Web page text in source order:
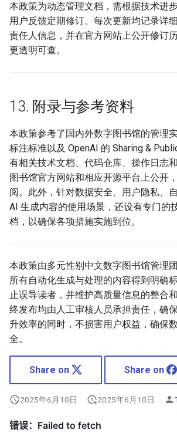
本政策为动态管理文档，需根据技术进
用户反馈定期修订。每次更新均记录详
责任人信息，并在官方网站上公开修订
更透明可查。
13. 附录与参考资料
本政策参考了国内外数字图书馆的管理
标注标准以及 OpenAI 的 Sharing &
有相关技术文档、代码仓库、操作日志
图书馆官方网站和相应开源平台上公开
阅。此外，针对数据安全、用户隐私、
AI 生成内容的使用场景，还设有专门的
档，以确保各项措施实施到位。
本政策由多元性别中文数字图书馆管理
所有自动化生成与处理的内容得到明确
止误导读者，并维护高质量信息的整合
终发布均由人工审核人员承担责任，确
升效率的同时，不损害用户权益，确保
全。
Share on Share on
2025年6月10日 2025年6月10日